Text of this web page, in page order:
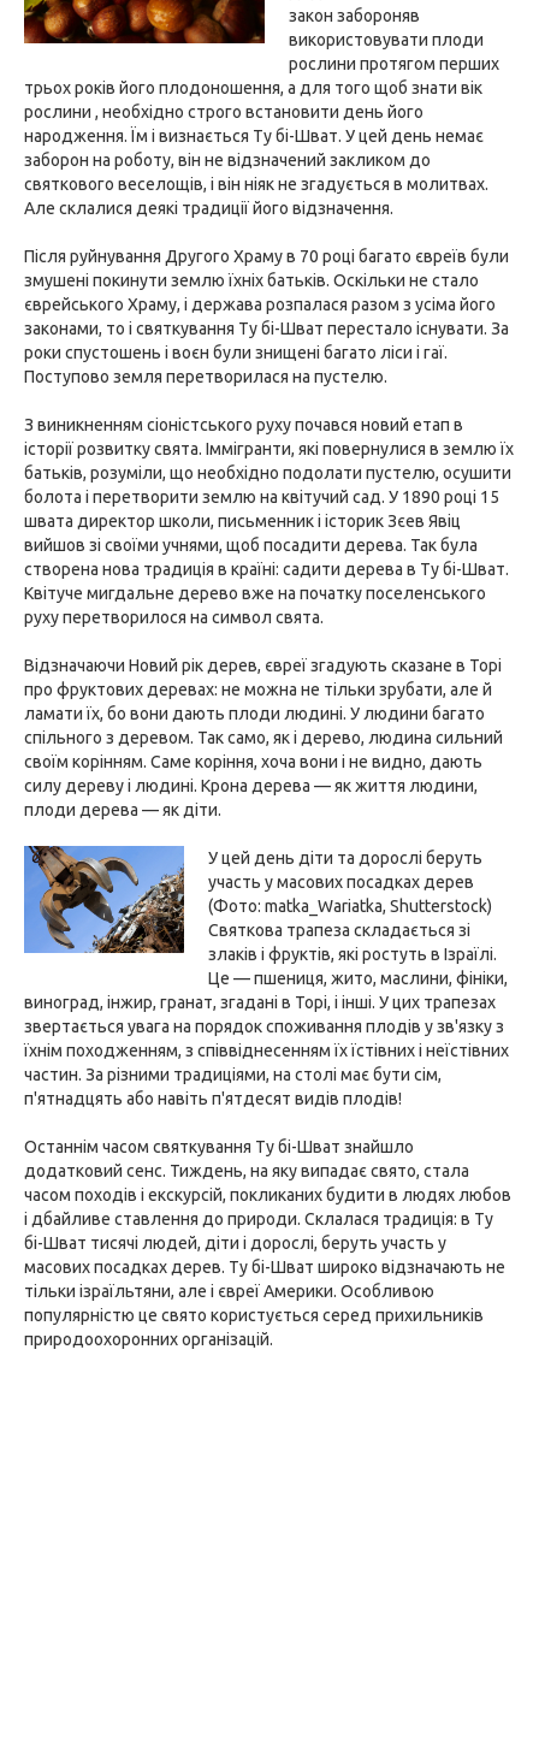
закон забороняв
використовувати плоди
рослини протягом перших
трьох років його плодоношення, а для того щоб знати вік
рослини , необхідно строго встановити день його
народження. Їм і визнається Ту бі-Шват. У цей день немає
заборон на роботу, він не відзначений закликом до
святкового веселощів, і він ніяк не згадується в молитвах.
Але склалися деякі традиції його відзначення.
Після руйнування Другого Храму в 70 році багато євреїв були
змушені покинути землю їхніх батьків. Оскільки не стало
єврейського Храму, і держава розпалася разом з усіма його
законами, то і святкування Ту бі-Шват перестало існувати. За
роки спустошень і воєн були знищені багато ліси і гаї.
Поступово земля перетворилася на пустелю.
З виникненням сіоністського руху почався новий етап в
історії розвитку свята. Іммігранти, які повернулися в землю їх
батьків, розуміли, що необхідно подолати пустелю, осушити
болота і перетворити землю на квітучий сад. У 1890 році 15
швата директор школи, письменник і історик Зєев Явіц
вийшов зі своїми учнями, щоб посадити дерева. Так була
створена нова традиція в країні: садити дерева в Ту бі-Шват.
Квітуче мигдальне дерево вже на початку поселенського
руху перетворилося на символ свята.
Відзначаючи Новий рік дерев, євреї згадують сказане в Торі
про фруктових деревах: не можна не тільки зрубати, але й
ламати їх, бо вони дають плоди людині. У людини багато
спільного з деревом. Так само, як і дерево, людина сильний
своїм корінням. Саме коріння, хоча вони і не видно, дають
силу дереву і людині. Крона дерева — як життя людини,
плоди дерева — як діти.
У цей день діти та дорослі беруть
участь у масових посадках дерев
(Фото: matka_Wariatka, Shutterstock)
Святкова трапеза складається зі
злаків і фруктів, які ростуть в Ізраїлі.
Це — пшениця, жито, маслини, фініки,
виноград, інжир, гранат, згадані в Торі, і інші. У цих трапезах
звертається увага на порядок споживання плодів у зв'язку з
їхнім походженням, з співвіднесенням їх їстівних і неїстівних
частин. За різними традиціями, на столі має бути сім,
п'ятнадцять або навіть п'ятдесят видів плодів!
Останнім часом святкування Ту бі-Шват знайшло
додатковий сенс. Тиждень, на яку випадає свято, стала
часом походів і екскурсій, покликаних будити в людях любов
і дбайливе ставлення до природи. Склалася традиція: в Ту
бі-Шват тисячі людей, діти і дорослі, беруть участь у
масових посадках дерев. Ту бі-Шват широко відзначають не
тільки ізраїльтяни, але і євреї Америки. Особливою
популярністю це свято користується серед прихильників
природоохоронних організацій.